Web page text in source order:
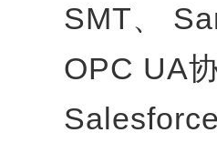
SMT、
OPC UA